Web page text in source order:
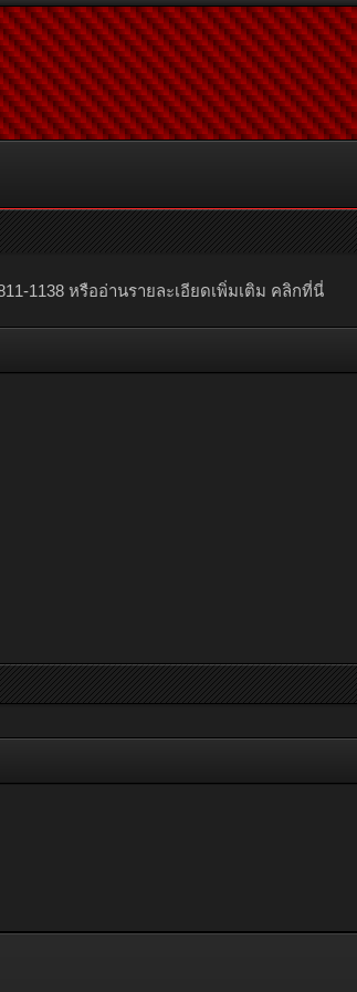
1138 หรืออ่านรายละเอียดเพิ่มเติม คลิกที่นี่